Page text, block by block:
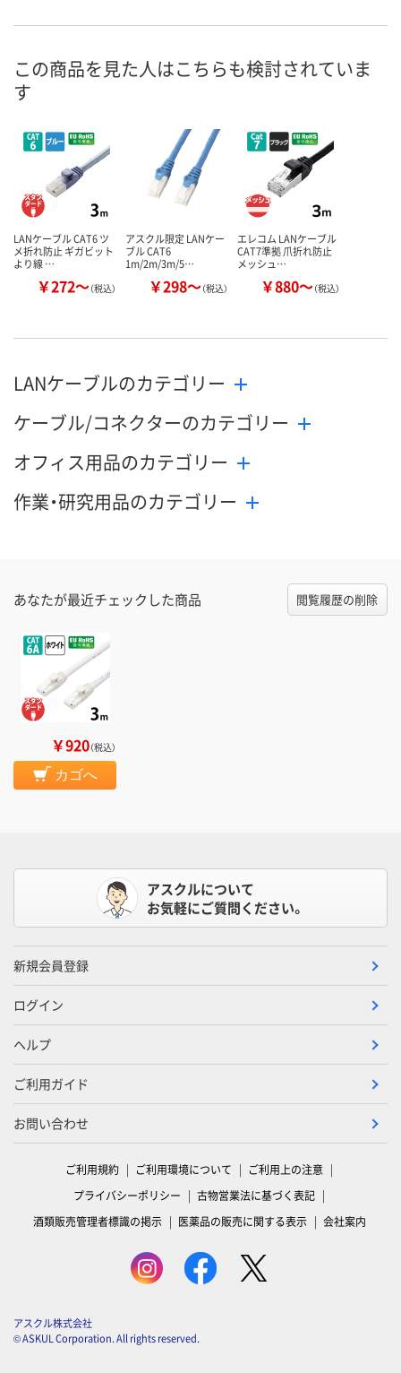
号
お届け日
在庫切れです
（次回入荷日未定）
数量
カゴへ
数量
この商品を見た人はこちらも検討されていま
す
LANケーブル CAT6 ツ
メ折れ防止 ギガビット
より線 …
￥272～（税込）
アスクル限定 LANケー
ブル CAT6
1m/2m/3m/5…
￥298～（税込）
エレコム LANケーブル
CAT7準拠 爪折れ防止
メッシュ…
￥880～（税込）
LANケーブルのカテゴリー
ケーブル/コネクターのカテゴリー
オフィス用品のカテゴリー
作業・研究用品のカテゴリー
あなたが最近チェックした商品 閲覧履歴の削除
￥920（税込）
カゴへ
アスクルについて
お気軽にご質問ください。
新規会員登録
ログイン
ヘルプ
ご利用ガイド
お問い合わせ
ご利用規約 ご利用環境について
ご利用上の注意
プライバシーポリシー
古物営業法に基づく表記
酒類販売管理者標識の掲示
医薬品の販売に関する表示 会社案内
アスクル株式会社
© ASKUL Corporation. All rights reserved.